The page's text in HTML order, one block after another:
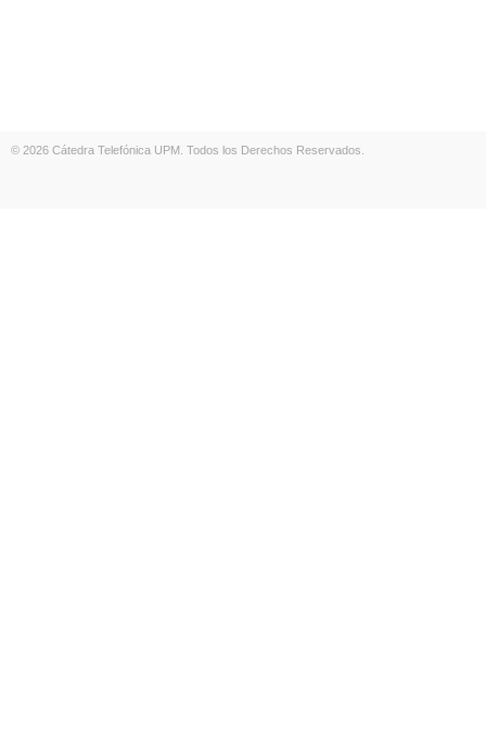
© 2026 Cátedra Telefónica UPM. Todos los Derechos Reservados.